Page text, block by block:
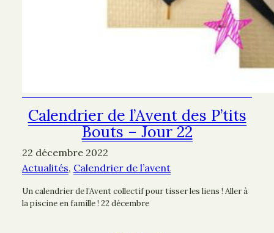
Calendrier de l’Avent des P’tits
Bouts – Jour 22
22 décembre 2022
Actualités, Calendrier de l’avent
Un calendrier de l’Avent collectif pour tisser les liens ! Aller à
la piscine en famille ! 22 décembre